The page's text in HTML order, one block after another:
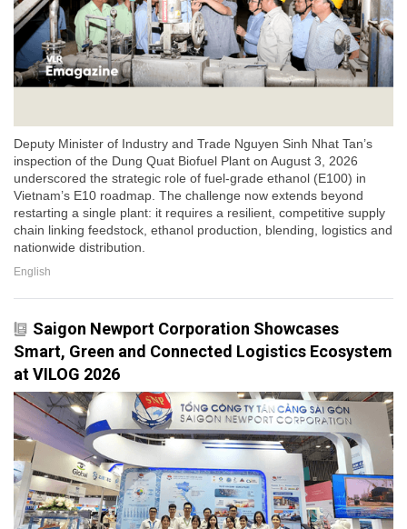
Deputy Minister of Industry and Trade Nguyen Sinh Nhat Tan’s
inspection of the Dung Quat Biofuel Plant on August 3, 2026
underscored the strategic role of fuel-grade ethanol (E100) in
Vietnam’s E10 roadmap. The challenge now extends beyond
restarting a single plant: it requires a resilient, competitive supply
chain linking feedstock, ethanol production, blending, logistics and
nationwide distribution.
English
Saigon Newport Corporation Showcases
Smart, Green and Connected Logistics Ecosystem
at VILOG 2026